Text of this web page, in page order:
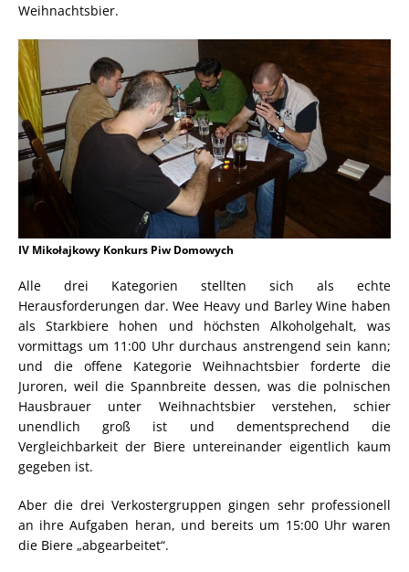
Weihnachtsbier.
IV Mikołajkowy Konkurs Piw Domowych
Alle drei Kategorien stellten sich als echte
Herausforderungen dar. Wee Heavy und Barley Wine haben
als Starkbiere hohen und höchsten Alkoholgehalt, was
vormittags um 11:00 Uhr durchaus anstrengend sein kann;
und die offene Kategorie Weihnachtsbier forderte die
Juroren, weil die Spannbreite dessen, was die polnischen
Hausbrauer unter Weihnachtsbier verstehen, schier
unendlich groß ist und dementsprechend die
Vergleichbarkeit der Biere untereinander eigentlich kaum
gegeben ist.
Aber die drei Verkostergruppen gingen sehr professionell
an ihre Aufgaben heran, und bereits um 15:00 Uhr waren
die Biere „abgearbeitet“.